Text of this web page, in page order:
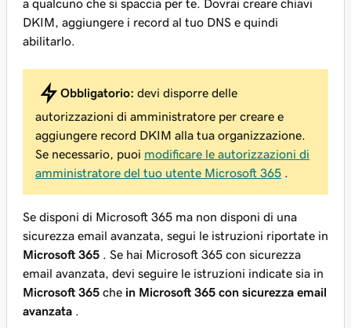
a qualcuno che si spaccia per te. Dovrai creare chiavi
DKIM, aggiungere i record al tuo DNS e quindi
abilitarlo.
Obbligatorio: devi disporre delle
autorizzazioni di amministratore per creare e
aggiungere record DKIM alla tua organizzazione.
Se necessario, puoi modificare le autorizzazioni di
amministratore del tuo utente Microsoft 365
Se disponi di Microsoft 365 ma non disponi di una
sicurezza email avanzata, segui le istruzioni riportate in
Microsoft 365 . Se hai Microsoft 365 con sicurezza
email avanzata, devi seguire le istruzioni indicate sia in
Microsoft 365 che in Microsoft 365 con sicurezza email
avanzata